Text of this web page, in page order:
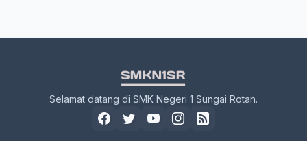
Selamat datang di SMK Negeri 1 Sungai Rotan.